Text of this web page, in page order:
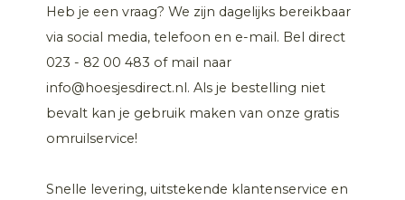
Heb je een vraag? We zijn dagelijks bereikbaar
via social media, telefoon en e-mail. Bel direct
023 - 82 00 483 of mail naar
info@hoesjesdirect.nl. Als je bestelling niet
bevalt kan je gebruik maken van onze gratis
omruilservice!
Snelle levering, uitstekende klantenservice en